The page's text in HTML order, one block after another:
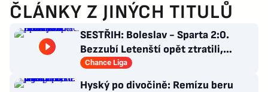
ČLÁNKY Z JINÝCH TITULŮ
SESTŘIH: Boleslav - Sparta 2:0.
Bezzubí Letenští opět ztratili,
domácí rozhodli v první půli
Chance Liga
Hyský po divočině: Remízu beru